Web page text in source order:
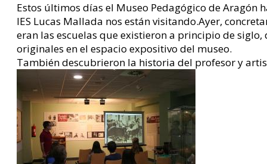
Estos últimos días el Museo Pedagógico de Aragón
IES Lucas Mallada nos están visitando.Ayer,
eran las escuelas que existieron a principio de
originales en el espacio expositivo del museo.
También descubrieron la historia del profesor y